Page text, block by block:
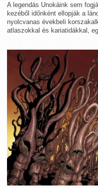
A legendás Unokáink sem
kezéből időnként ellopják a
nyolcvanas évekbeli
atlaszokkal és kariatidákkal,